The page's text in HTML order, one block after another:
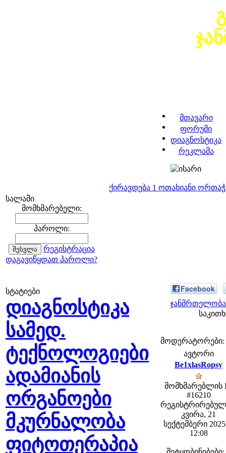
მთავარი
ფორუმი
დიაგნოსტიკა
რეკლამა
ქირავდება 1 ოთახიანი
სალამი
მომხმარებელი:
პაროლი:
რეგისტრაცია
დაგავიწყდათ პაროლი?
სტატიები
დიაგნოსტიკა
სამედ.
ტექნოლოგიები
ადამიანის
ორგანოები
მკურნალობა
ფიტოთერაპია
Facebook
ჯანმრთელობა
მოდერატორები:
ავტორი
Be1xlasRopsy
მომხმარებლის
#16210
კვირა, 21
სექტემბერი
12:08